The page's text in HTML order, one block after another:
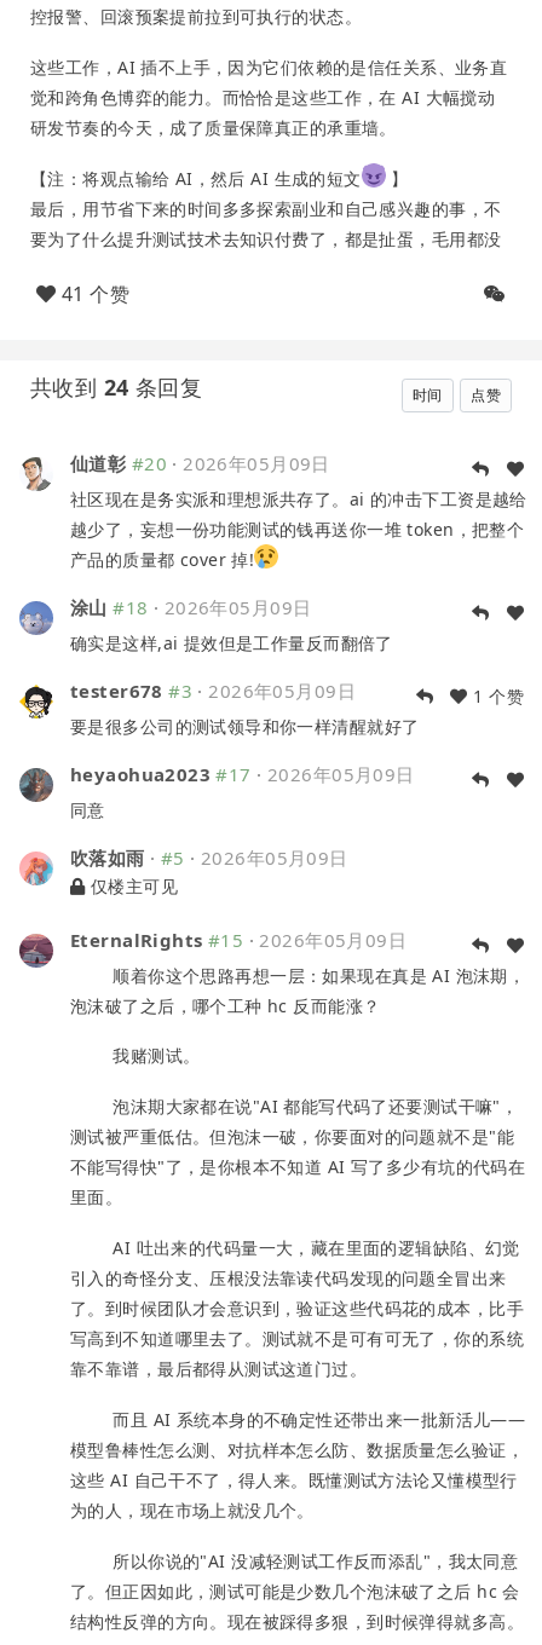
控报警、回滚预案提前拉到可执行的状态。
这些工作，AI 插不上手，因为它们依赖的是信任关系、业务直
觉和跨角色博弈的能力。而恰恰是这些工作，在 AI 大幅搅动
研发节奏的今天，成了质量保障真正的承重墙。
【注：将观点输给 AI，然后 AI 生成的短文
】
最后，用节省下来的时间多多探索副业和自己感兴趣的事，不
要为了什么提升测试技术去知识付费了，都是扯蛋，毛用都没
41 个赞
共收到 24 条回复 时间 点赞
仙道彰 #20 · 2026年05月09日
社区现在是务实派和理想派共存了。ai 的冲击下工资是越给
越少了，妄想一份功能测试的钱再送你一堆 token，把整个
产品的质量都 cover 掉!
涂山 #18 · 2026年05月09日
确实是这样,ai 提效但是工作量反而翻倍了
tester678 #3 · 2026年05月09日
1 个赞
要是很多公司的测试领导和你一样清醒就好了
heyaohua2023 #17 · 2026年05月09日
同意
吹落如雨 · #5 · 2026年05月09日
仅楼主可见
EternalRights #15 · 2026年05月09日
顺着你这个思路再想一层：如果现在真是 AI 泡沫期，
泡沫破了之后，哪个工种 hc 反而能涨？
我赌测试。
泡沫期大家都在说"AI 都能写代码了还要测试干嘛"，
测试被严重低估。但泡沫一破，你要面对的问题就不是"能
不能写得快"了，是你根本不知道 AI 写了多少有坑的代码在
里面。
AI 吐出来的代码量一大，藏在里面的逻辑缺陷、幻觉
引入的奇怪分支、压根没法靠读代码发现的问题全冒出来
了。到时候团队才会意识到，验证这些代码花的成本，比手
写高到不知道哪里去了。测试就不是可有可无了，你的系统
靠不靠谱，最后都得从测试这道门过。
而且 AI 系统本身的不确定性还带出来一批新活儿——
模型鲁棒性怎么测、对抗样本怎么防、数据质量怎么验证，
这些 AI 自己干不了，得人来。既懂测试方法论又懂模型行
为的人，现在市场上就没几个。
所以你说的"AI 没减轻测试工作反而添乱"，我太同意
了。但正因如此，测试可能是少数几个泡沫破了之后 hc 会
结构性反弹的方向。现在被踩得多狠，到时候弹得就多高。